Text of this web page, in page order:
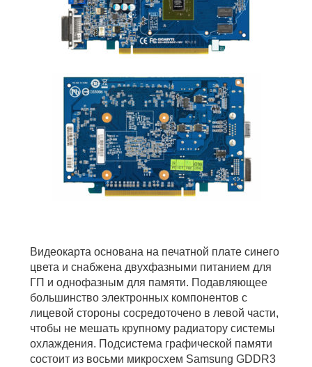
Видеокарта основана на печатной плате синего
цвета и снабжена двухфазными питанием для
ГП и однофазным для памяти. Подавляющее
большинство электронных компонентов с
лицевой стороны сосредоточено в левой части,
чтобы не мешать крупному радиатору системы
охлаждения. Подсистема графической памяти
состоит из восьми микросхем Samsung GDDR3